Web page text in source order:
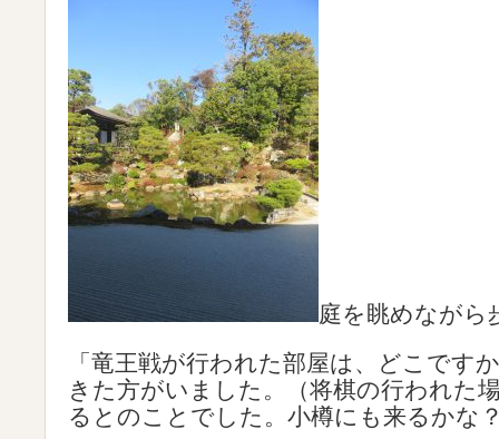
庭を眺めながら
「竜王戦が行われた部屋は、どこです
きた方がいました。（将棋の行われた
るとのことでした。小樽にも来るかな